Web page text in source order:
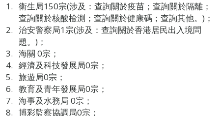
衛生局150宗(涉及：查詢關於疫苗；查詢關於隔離；
查詢關於核酸檢測；查詢關於健康碼；查詢其他。)；
治安警察局1宗(涉及：查詢關於香港居民出入境問
題。)；
海關 0宗；
經濟及科技發展局0宗；
旅遊局0宗；
教育及青年發展局0宗；
海事及水務局 0宗；
博彩監察協調局0宗；